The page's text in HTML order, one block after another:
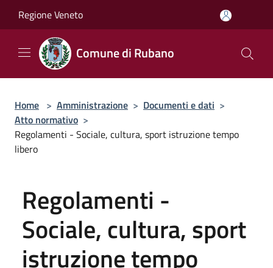
Regione Veneto
Comune di Rubano
Home > Amministrazione > Documenti e dati >
Atto normativo >
Regolamenti - Sociale, cultura, sport istruzione tempo
libero
Regolamenti -
Sociale, cultura, sport
istruzione tempo